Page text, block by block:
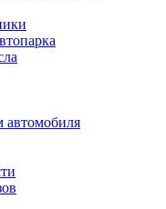
автомобиля